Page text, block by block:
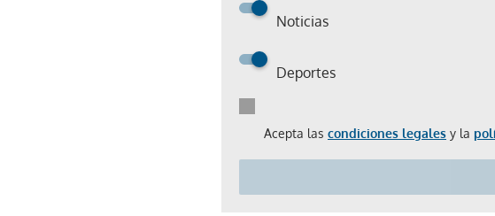
Noticias
Deportes
Acepta las condiciones legales y la